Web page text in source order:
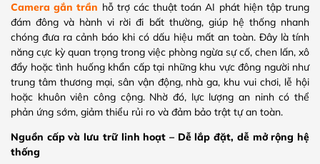
Camera gắn trần hỗ trợ các thuật toán AI phát hiện tập trung
đám đông và hành vi rời đi bất thường, giúp hệ thống nhanh
chóng đưa ra cảnh báo khi có dấu hiệu mất an toàn. Đây là tính
năng cực kỳ quan trọng trong việc phòng ngừa sự cố, chen lấn, xô
đẩy hoặc tình huống khẩn cấp tại những khu vực đông người như
trung tâm thương mại, sân vận động, nhà ga, khu vui chơi, lễ hội
hoặc khuôn viên công cộng. Nhờ đó, lực lượng an ninh có thể
phản ứng sớm, giảm thiểu rủi ro và đảm bảo trật tự an toàn.
Nguồn cấp và lưu trữ linh hoạt – Dễ lắp đặt, dễ mở rộng hệ
thống